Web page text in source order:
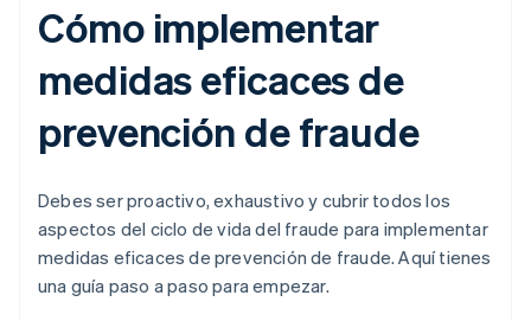
Cómo implementar
medidas eficaces de
prevención de fraude
Debes ser proactivo, exhaustivo y cubrir todos los
aspectos del ciclo de vida del fraude para implementar
medidas eficaces de prevención de fraude. Aquí tienes
una guía paso a paso para empezar.